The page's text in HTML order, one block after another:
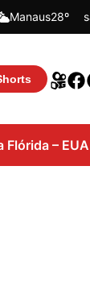
Manaus28º
Flórida – EUA